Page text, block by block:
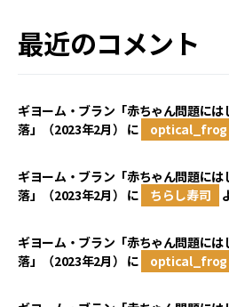
最近のコメント
ギヨーム・ブラン「赤ちゃん問題に
落」（2023年2月） に optical_frog
ギヨーム・ブラン「赤ちゃん問題に
落」（2023年2月） に ちらし寿司
ギヨーム・ブラン「赤ちゃん問題に
落」（2023年2月） に optical_frog